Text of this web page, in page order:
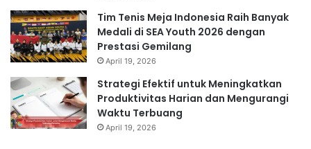
Tim Tenis Meja Indonesia Raih Banyak
Medali di SEA Youth 2026 dengan
Prestasi Gemilang
April 19, 2026
Strategi Efektif untuk Meningkatkan
Produktivitas Harian dan Mengurangi
Waktu Terbuang
April 19, 2026